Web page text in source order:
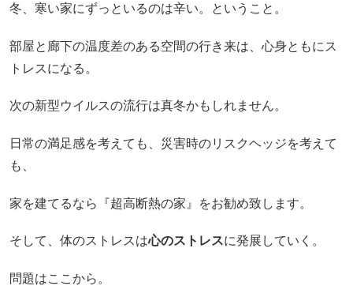
冬、寒い家にずっといるのは辛い。ということ。
部屋と廊下の温度差のある空間の行き来は、心身ともにス
トレスになる。
次の新型ウイルスの流行は真冬かもしれません。
日常の満足感を考えても、災害時のリスクヘッジを考えて
も、
家を建てるなら『超高断熱の家』をお勧め致します。
そして、体のストレスは心のストレスに発展していく。
問題はここから。